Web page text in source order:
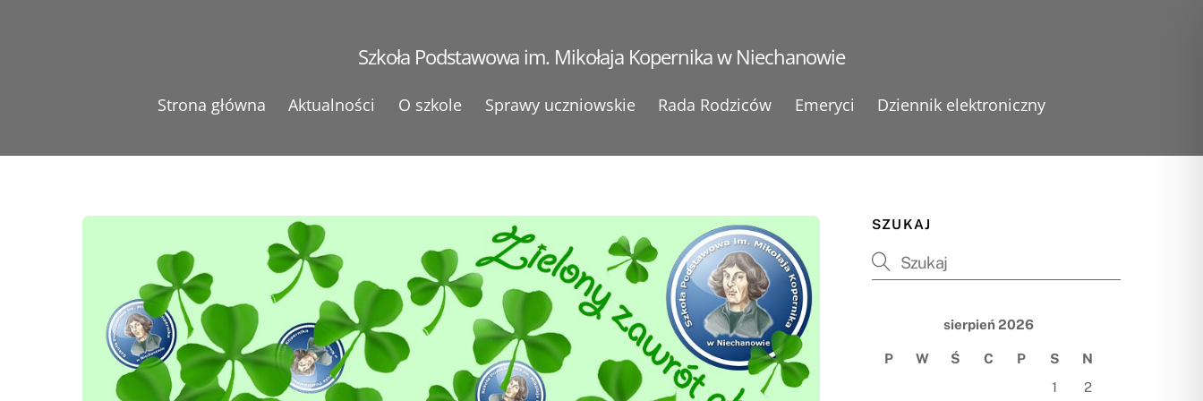
Szkoła Podstawowa im. Mikołaja Kopernika w Niechanowie
Strona główna Aktualności O szkole Sprawy uczniowskie Rada Rodziców Emeryci Dziennik elektroniczny
SZUKAJ
sierpień 2026
P W Ś C P S
N
1
2